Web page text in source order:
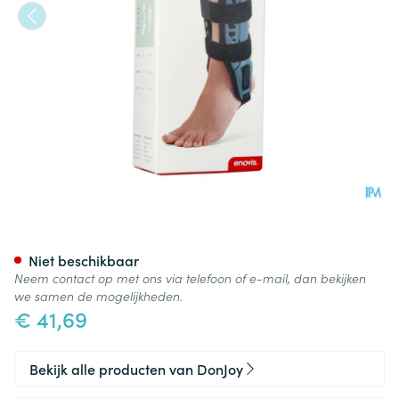
€ 41,69
Niet beschikbaar
Neem contact op met ons via telefoon of e-mail, dan bekijken
we samen de mogelijkheden.
Bekijk alle producten van DonJoy